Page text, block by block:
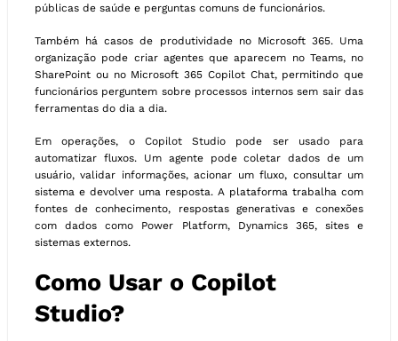
públicas de saúde e perguntas comuns de funcionários.
Também há casos de produtividade no Microsoft 365. Uma
organização pode criar agentes que aparecem no Teams, no
SharePoint ou no Microsoft 365 Copilot Chat, permitindo que
funcionários perguntem sobre processos internos sem sair das
ferramentas do dia a dia.
Em operações, o Copilot Studio pode ser usado para
automatizar fluxos. Um agente pode coletar dados de um
usuário, validar informações, acionar um fluxo, consultar um
sistema e devolver uma resposta. A plataforma trabalha com
fontes de conhecimento, respostas generativas e conexões
com dados como Power Platform, Dynamics 365, sites e
sistemas externos.
Como Usar o Copilot
Studio?